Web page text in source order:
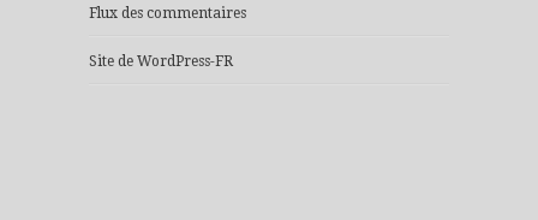
Flux des commentaires
Site de WordPress-FR